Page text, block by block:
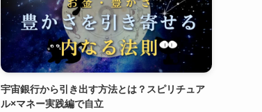
宇宙銀行から引き出す方法とは？スピリチュア
ル×マネー実践編で自立